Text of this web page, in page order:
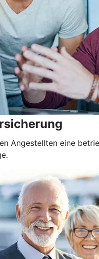
Angestellten eine